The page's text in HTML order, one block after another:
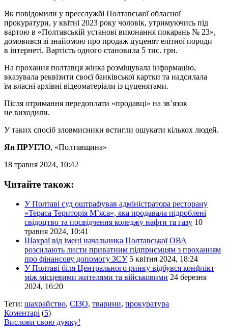
Як повідомили у пресслужбі Полтавської обласної
прокуратури, у квітні 2023 року чоловік, утримуючись під
вартою в «Полтавській установі виконання покарань № 23»,
домовився зі знайомою про продаж цуценят елітної породи
в інтернеті. Вартість одного становила 5 тис. грн.
На прохання полтавця жінка розміщувала інформацію,
вказувала реквізити своєї банківської картки та надсилала
їм власні архівні відеоматеріали із цуценятами.
Після отримання передоплати «продавці» на зв’язок
не виходили.
У таких спосіб зловмисники встигли ошукати кількох людей.
Ян ПРУГЛО, «Полтавщина»
18 травня 2024, 10:42
Читайте також:
У Полтаві суд оштрафував адміністратора ресторану
«Тераса Територія М’яса», яка продавала підроблені
свідоцтво та посвідчення коледжу нафти та газу 10
травня 2024, 10:41
Шахраї від імені начальника Полтавської ОВА
розсилають листи приватним підприємцям з проханням
про фінансову допомогу ЗСУ 5 квітня 2024, 18:24
У Полтаві біля Центрального ринку відбувся конфлікт
між місцевими жителями та військовими 24 березня
2024, 16:20
Теги: шахрайство, СІЗО, тварини, прокуратура
Коментарі (5)
Вислови свою думку!